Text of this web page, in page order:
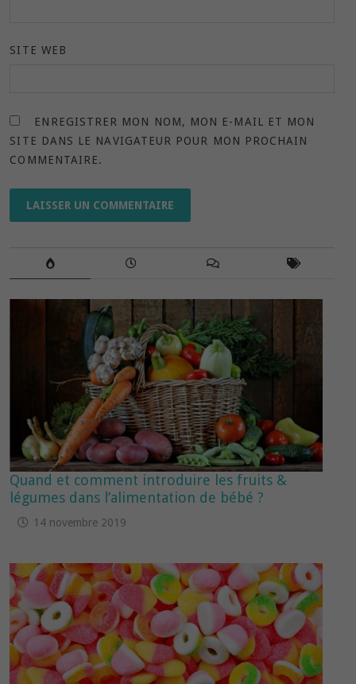
SITE WEB
ENREGISTRER MON NOM, MON E-MAIL ET MON
SITE DANS LE NAVIGATEUR POUR MON PROCHAIN
COMMENTAIRE.
Quand et comment introduire les fruits &
légumes dans l’alimentation de bébé ?
14 novembre 2019